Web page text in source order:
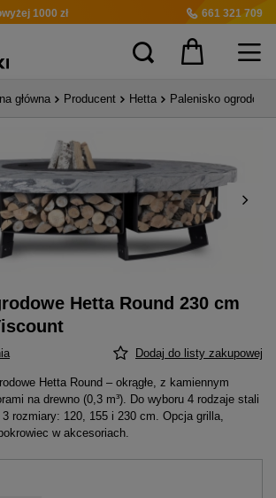
1000 zł 661 321 709
główna Producent Hetta Palenisko
Hetta Round 230 cm
Dodaj do listy zakupowej
Hetta Round – okrągłe, z kamiennym
na drewno (0,3 m³). Do wyboru 4 rodzaje stali
rozmiary: 120, 155 i 230 cm. Opcja grilla,
w akcesoriach.